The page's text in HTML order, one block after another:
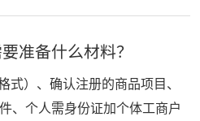
准备什么材料？
）、确认注册的商品项目、
、个人需身份证加个体工商户